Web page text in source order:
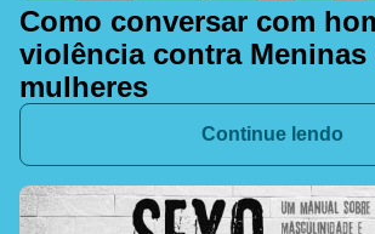
Como conversar com
violência contra Meninas
mulheres
Continue lendo